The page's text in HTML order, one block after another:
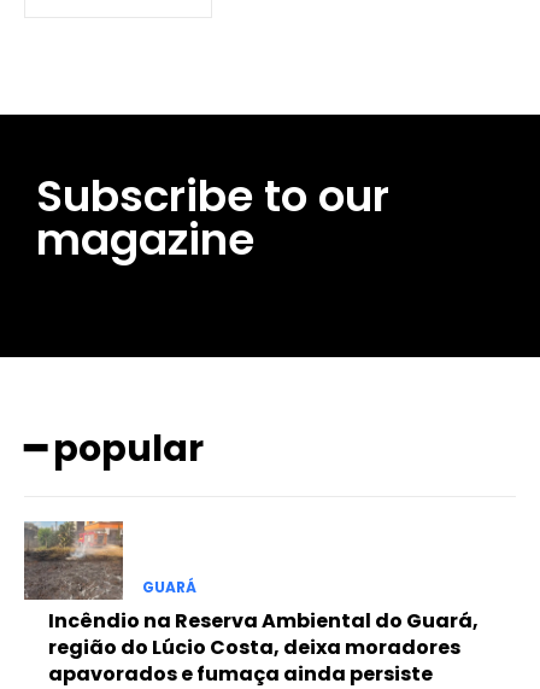
━ pricing plans
Free
Included for free:
Subscribe to our
magazine
━ popular
GUARÁ
Incêndio na Reserva Ambiental do Guará,
região do Lúcio Costa, deixa moradores
apavorados e fumaça ainda persiste